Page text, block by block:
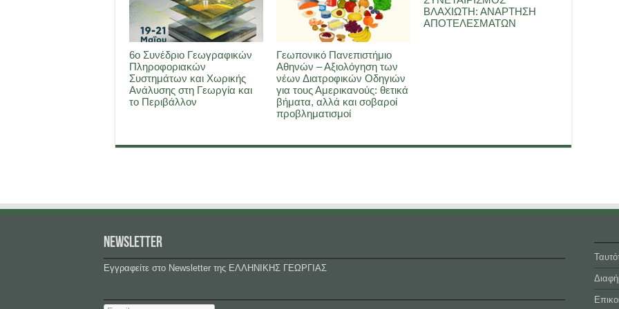
6ο Συνέδριο Γεωγραφικών
Πληροφοριακών
Συστημάτων και Χωρικής
Ανάλυσης στη Γεωργία και
το Περιβάλλον
Γεωπονικό Πανεπιστήμιο
Αθηνών – Αξιολόγηση των
νέων Διατροφικών Οδηγιών
για τους Αμερικανούς: θετικά
βήματα, αλλά και σοβαροί
προβληματισμοί
ΒΛΑΧΙΩΤΗ: ΑΝΑΡΤΗΣΗ
ΑΠΟΤΕΛΕΣΜΑΤΩΝ
NEWSLETTER
Εγγραφείτε στο Newsletter της ΕΛΛΗΝΙΚΗΣ ΓΕΩΡΓΙΑΣ